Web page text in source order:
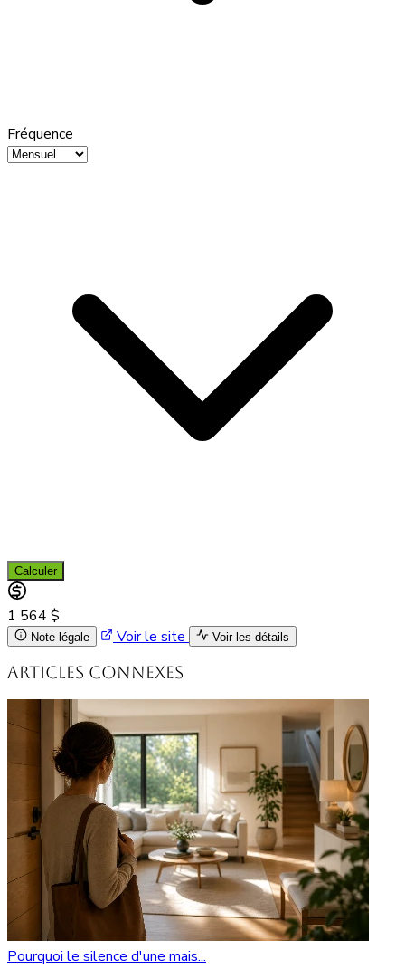
Fréquence
Calculer
1 564 $
Note légale Voir le site Voir les détails
Articles connexes
Pourquoi le silence d'une mais...